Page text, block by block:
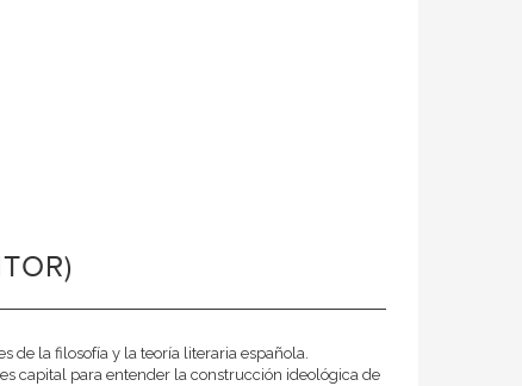
de la filosofía y la teoría literaria española.
capital para entender la construcción ideológica de